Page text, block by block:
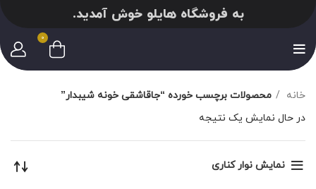
به فروشگاه هایلو خوش آمدید.
0
خانه
محصولات برچسب خورده “جاقاشقی خونه شیبدار”
در حال نمایش یک نتیجه
نمایش نوار کناری